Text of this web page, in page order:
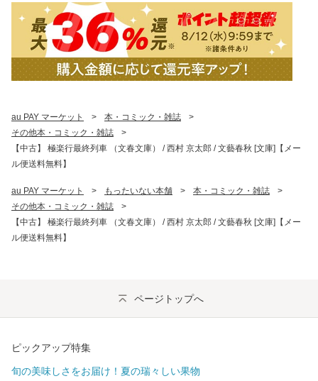
au PAY マーケット > 本・コミック・雑誌
>
その他本・コミック・雑誌
>
【中古】 極楽行最終列車 （文春文庫） / 西村 京太郎 / 文藝春秋 [文庫]【メー
ル便送料無料】
au PAY マーケット > もったいない本舗 > 本・コミック・雑誌
>
その他本・コミック・雑誌
>
【中古】 極楽行最終列車 （文春文庫） / 西村 京太郎 / 文藝春秋 [文庫]【メー
ル便送料無料】
ページトップへ
ピックアップ特集
旬の美味しさをお届け！夏の瑞々しい果物